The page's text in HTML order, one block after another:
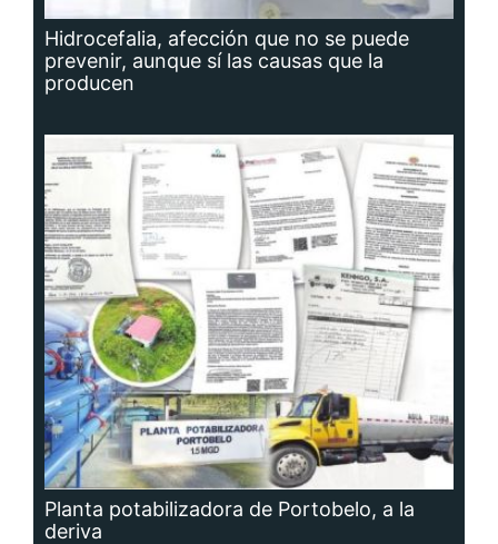
Hidrocefalia, afección que no se puede
prevenir, aunque sí las causas que la
producen
Planta potabilizadora de Portobelo, a la
deriva